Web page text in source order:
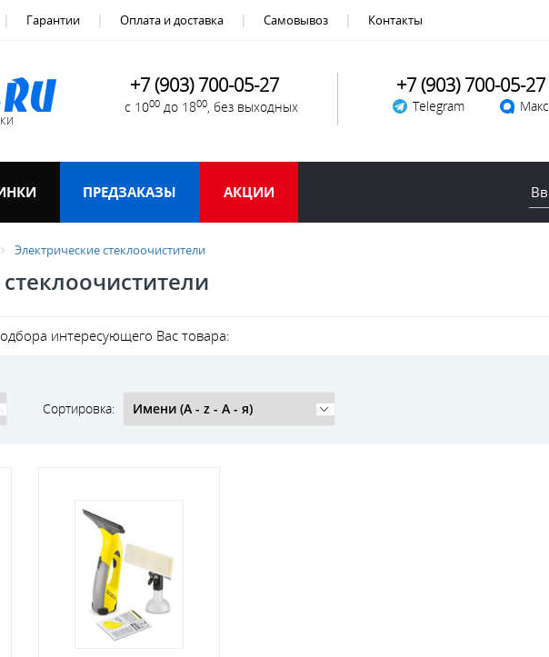
Гарантии Оплата и доставка Самовывоз Контакты
+7 (903) 700-05-27
с 1000 до 1800, без выходных
+7 (903) 700-05-27
Telegram Макс
ПРЕДЗАКАЗЫ АКЦИИ
Электрические стеклоочистители
интересующего Вас товара:
Сортировка: